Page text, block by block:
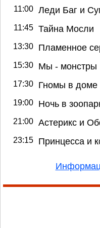
11:00 Леди Баг и
11:45 Тайна Мосли
13:30 Пламенное
15:30 Мы - монстры
17:30 Гномы в доме
19:00 Ночь в
21:00 Астерикс и
23:15 Принцесса и